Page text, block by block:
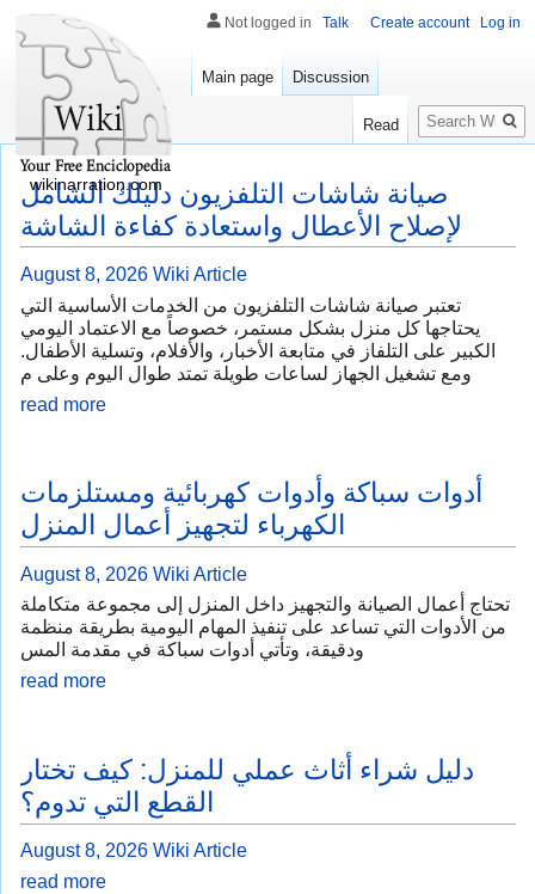
صيانة شاشات التلفزيون دليلك الشامل
لإصلاح الأعطال واستعادة كفاءة الشاشة
August 8, 2026 Wiki Article
تعتبر صيانة شاشات التلفزيون من الخدمات الأساسية التي
يحتاجها كل منزل بشكل مستمر، خصوصاً مع الاعتماد اليومي
الكبير على التلفاز في متابعة الأخبار، والأفلام، وتسلية الأطفال.
ومع تشغيل الجهاز لساعات طويلة تمتد طوال اليوم وعلى م
read more
أدوات سباكة وأدوات كهربائية ومستلزمات
الكهرباء لتجهيز أعمال المنزل
August 8, 2026 Wiki Article
تحتاج أعمال الصيانة والتجهيز داخل المنزل إلى مجموعة متكاملة
من الأدوات التي تساعد على تنفيذ المهام اليومية بطريقة منظمة
ودقيقة، وتأتي أدوات سباكة في مقدمة المس
read more
دليل شراء أثاث عملي للمنزل: كيف تختار
القطع التي تدوم؟
August 8, 2026 Wiki Article
read more
Not logged in Talk Create account Log in
Main page Discussion
Read
Search
wikinarration.com